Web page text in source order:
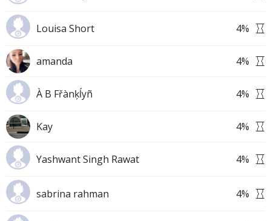
Louisa Short 4%
amanda 4%
À B Fřànķĺyñ 4%
Kay 4%
Yashwant Singh Rawat 4%
sabrina rahman 4%